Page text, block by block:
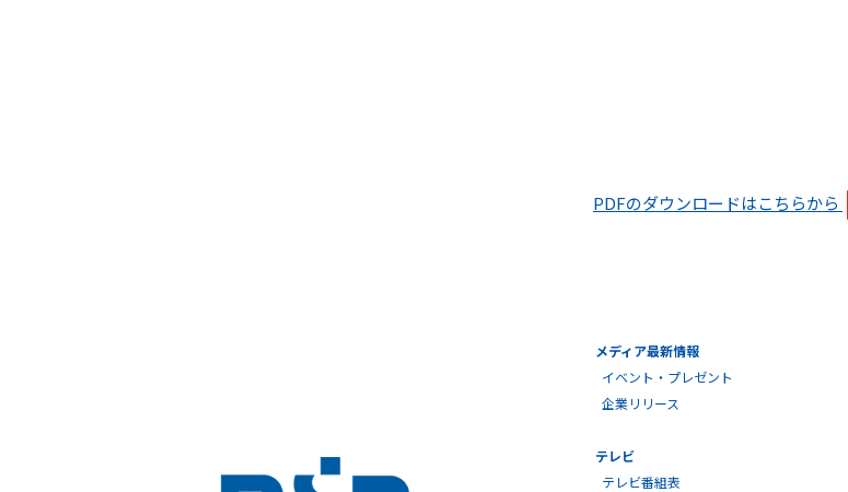
PDFのダウンロードはこちらから
メディア最新情報
イベント・プレゼント
企業リリース
テレビ
テレビ番組表